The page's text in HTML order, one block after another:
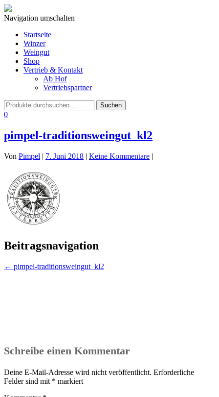
Navigation umschalten
Startseite
Winzer
Weingut
Shop
Vertrieb & Kontakt
Ab Hof
Vertriebspartner
0
pimpel-traditionsweingut_kl2
Von Pimpel | 7. Juni 2018 | Keine Kommentare |
Beitragsnavigation
← pimpel-traditionsweingut_kl2
Schreibe einen Kommentar
Deine E-Mail-Adresse wird nicht veröffentlicht. Erforderliche
Felder sind mit * markiert